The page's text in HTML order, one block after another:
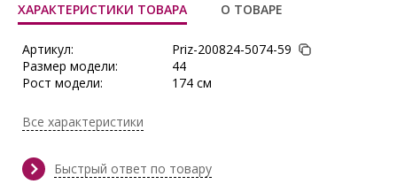
ХАРАКТЕРИСТИКИ ТОВАРА О ТОВАРЕ
Артикул:
Priz-200824-5074-59
Размер модели:
44
Рост модели:
174 см
Тип ткани:
р-ре - 67,5 см
Все характеристики
Быстрый ответ по товару